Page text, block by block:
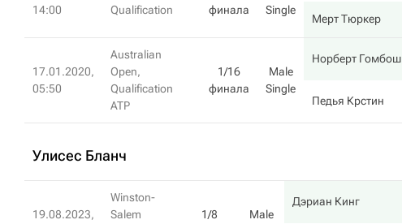
14:00
Qualification
финала
Single
Мерт Тюркер
17.01.2020,
05:50
Australian
Open,
Qualification
ATP
1/16
финала
Male
Single
Норберт Гомбош
Педья Крстин
Улисес Бланч
19.08.2023,
Winston-
Salem
1/8
Male
Дэриан Кинг